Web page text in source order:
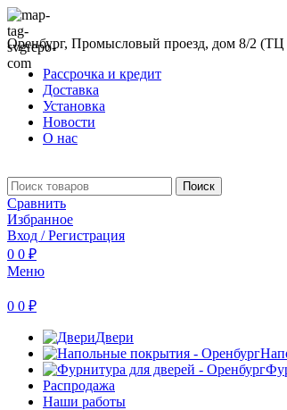
Оренбург, Промысловый проезд, дом 8/2
Рассрочка и кредит
Доставка
Установка
Новости
О нас
Поиск
Сравнить
Избранное
Вход / Регистрация
0 0 ₽
Меню
0 0 ₽
Двери
Распродажа
Наши работы